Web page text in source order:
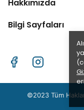
Hakkımızda
Bilgi Sayfaları
©2023 Tüm